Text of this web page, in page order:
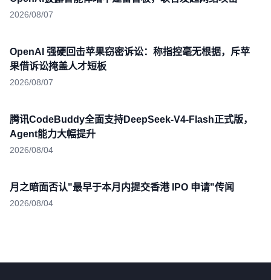
2026/08/07
OpenAI 强硬回击苹果窃密诉讼：称指控毫无根据，斥苹
果借诉讼掩盖人才短板
2026/08/07
腾讯CodeBuddy全面支持DeepSeek-V4-Flash正式版，
Agent能力大幅提升
2026/08/04
月之暗面否认"最早于本月内提交香港 IPO 申请"传闻
2026/08/04